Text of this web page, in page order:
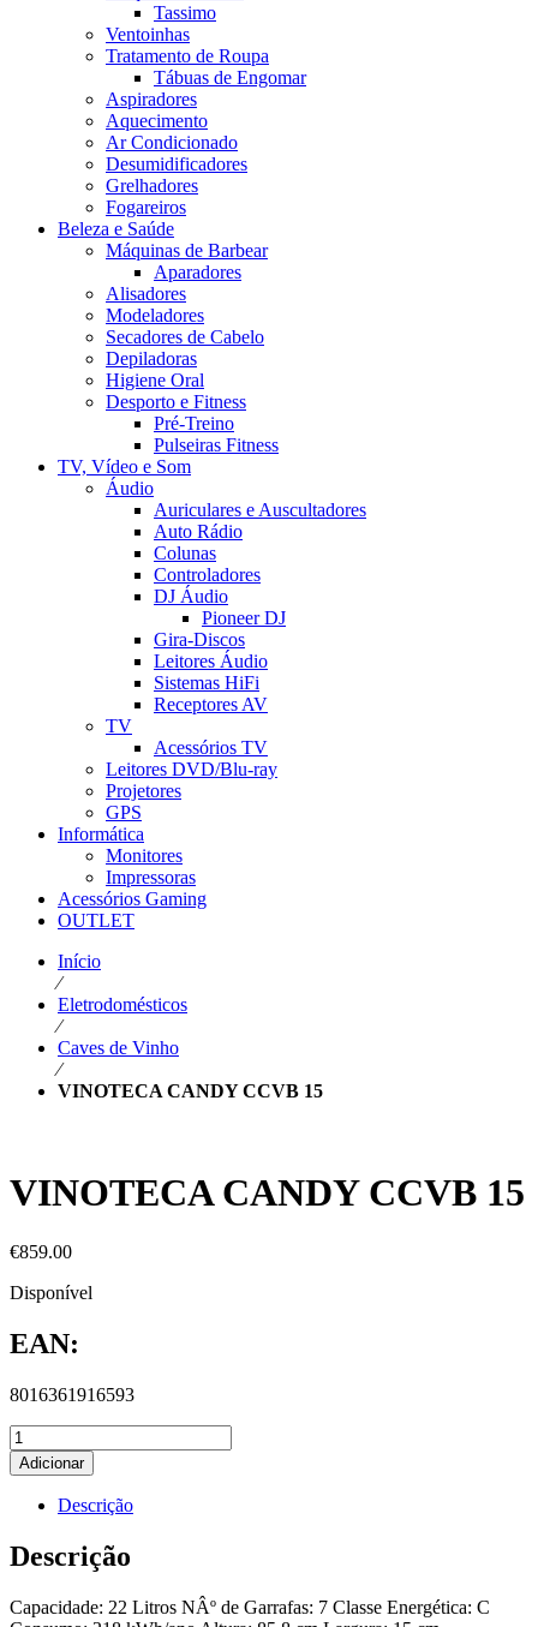
Tassimo
Ventoinhas
Tratamento de Roupa
Tábuas de Engomar
Aspiradores
Aquecimento
Ar Condicionado
Desumidificadores
Grelhadores
Fogareiros
Beleza e Saúde
Máquinas de Barbear
Aparadores
Alisadores
Modeladores
Secadores de Cabelo
Depiladoras
Higiene Oral
Desporto e Fitness
Pré-Treino
Pulseiras Fitness
TV, Vídeo e Som
Áudio
Auriculares e Auscultadores
Auto Rádio
Colunas
Controladores
DJ Áudio
Pioneer DJ
Gira-Discos
Leitores Áudio
Sistemas HiFi
Receptores AV
TV
Acessórios TV
Leitores DVD/Blu-ray
Projetores
GPS
Informática
Monitores
Impressoras
Acessórios Gaming
OUTLET
Início
⁄
Eletrodomésticos
⁄
Caves de Vinho
⁄
VINOTECA CANDY CCVB 15
VINOTECA CANDY CCVB 15
€859.00
Disponível
EAN:
8016361916593
Adicionar
Descrição
Descrição
Capacidade: 22 Litros NÂº de Garrafas: 7 Classe Energética: C